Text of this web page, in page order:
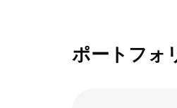
ポートフォ